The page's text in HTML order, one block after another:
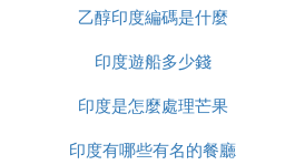
但是，分離主義和極端主義（
『叄』 請問沙俄為什麼
多少錢
乙醇印度編碼是什麼
印度遊船多少錢
印度是怎麼處理芒果
印度有哪些有名的餐廳